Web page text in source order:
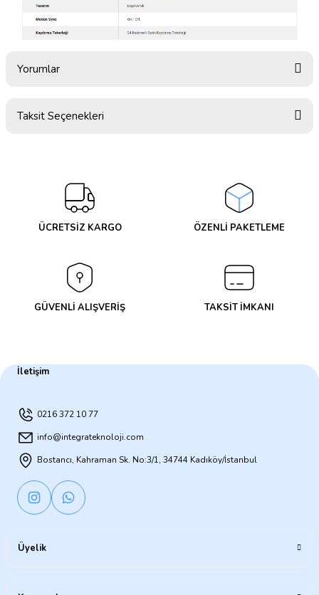
Yorumlar
Taksit Seçenekleri
ÜCRETSİZ KARGO ÖZENLİ PAKETLEME
GÜVENLİ ALIŞVERİŞ TAKSİT İMKANI
İletişim
0216 372 10 77
info@integrateknoloji.com
Bostancı, Kahraman Sk. No:3/1, 34744 Kadıköy/İstanbul
Üyelik